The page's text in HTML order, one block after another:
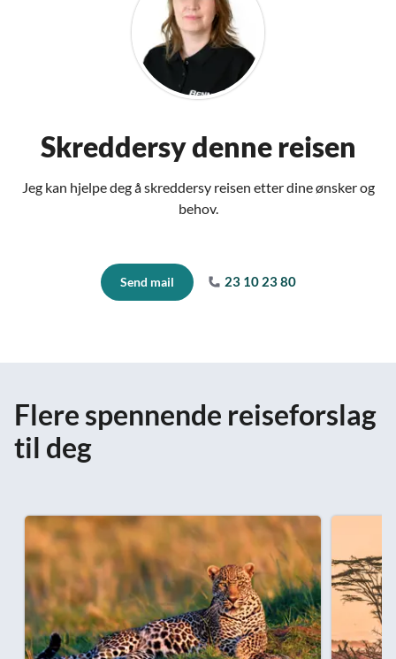
Skreddersy denne reisen
Jeg kan hjelpe deg å skreddersy reisen etter dine ønsker og
behov.
Send mail 23 10 23 80
Flere spennende reiseforslag
til deg